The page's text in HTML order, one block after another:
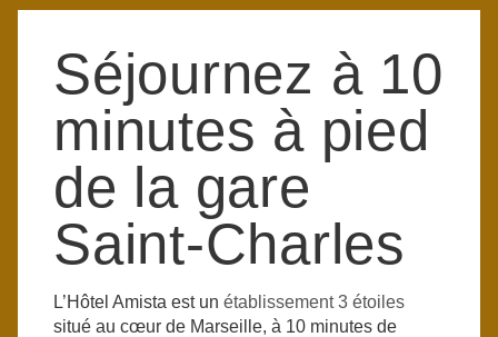
Séjournez à 10
minutes à pied
de la gare
Saint-Charles
L’Hôtel Amista est un établissement 3 étoiles
situé au cœur de Marseille, à 10 minutes de